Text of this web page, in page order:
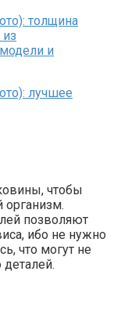
чтобы
организм.
позволяют
ибо не нужно
что могут не